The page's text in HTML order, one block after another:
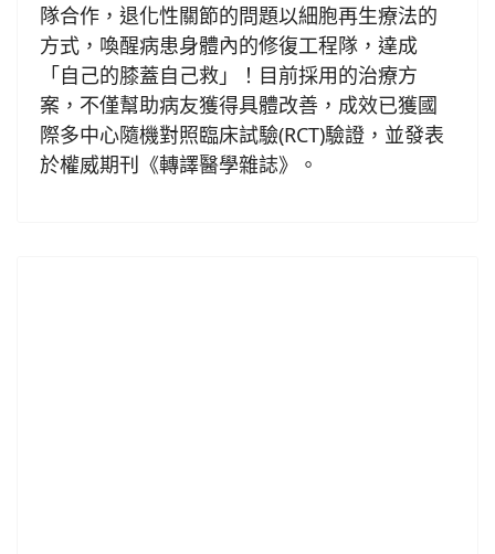
隊合作，退化性關節的問題以細胞再生療法的
方式，喚醒病患身體內的修復工程隊，達成
「自己的膝蓋自己救」！目前採用的治療方
案，不僅幫助病友獲得具體改善，成效已獲國
際多中心隨機對照臨床試驗(RCT)驗證，並發表
於權威期刊《轉譯醫學雜誌》。